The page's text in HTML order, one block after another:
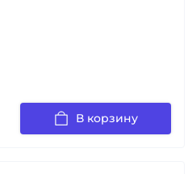
В корзину